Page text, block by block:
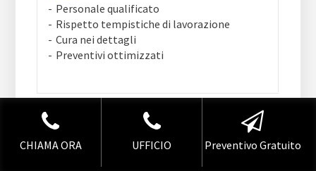
Personale qualificato
Rispetto tempistiche di lavorazione
Cura nei dettagli
Preventivi ottimizzati
STRADALI MILANO
CONTATTI
CHIAMA ORA UFFICIO Preventivo Gratuito